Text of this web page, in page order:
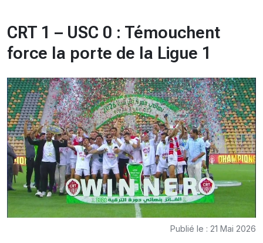
CRT 1 – USC 0 : Témouchent
force la porte de la Ligue 1
Publié le : 21 Mai 2026